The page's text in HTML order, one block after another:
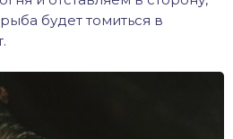
будет томиться в